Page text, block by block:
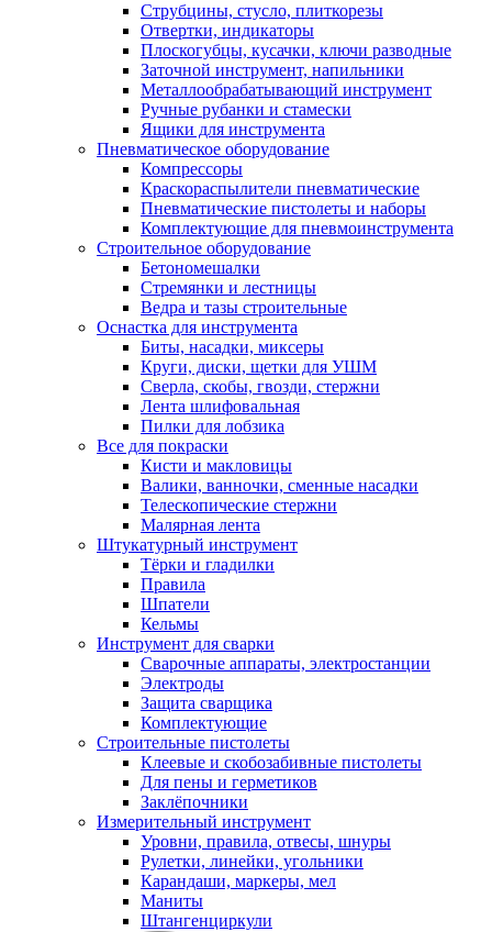
Струбцины, стусло, плиткорезы
Отвертки, индикаторы
Плоскогубцы, кусачки, ключи разводные
Заточной инструмент, напильники
Металлообрабатывающий инструмент
Ручные рубанки и стамески
Ящики для инструмента
Пневматическое оборудование
Компрессоры
Краскораспылители пневматические
Пневматические пистолеты и наборы
Комплектующие для пневмоинструмента
Строительное оборудование
Бетономешалки
Стремянки и лестницы
Ведра и тазы строительные
Оснастка для инструмента
Биты, насадки, миксеры
Круги, диски, щетки для УШМ
Сверла, скобы, гвозди, стержни
Лента шлифовальная
Пилки для лобзика
Все для покраски
Кисти и макловицы
Валики, ванночки, сменные насадки
Телескопические стержни
Малярная лента
Штукатурный инструмент
Тёрки и гладилки
Правила
Шпатели
Кельмы
Инструмент для сварки
Сварочные аппараты, электростанции
Электроды
Защита сварщика
Комплектующие
Строительные пистолеты
Клеевые и скобозабивные пистолеты
Для пены и герметиков
Заклёпочники
Измерительный инструмент
Уровни, правила, отвесы, шнуры
Рулетки, линейки, угольники
Карандаши, маркеры, мел
Маниты
Штангенциркули